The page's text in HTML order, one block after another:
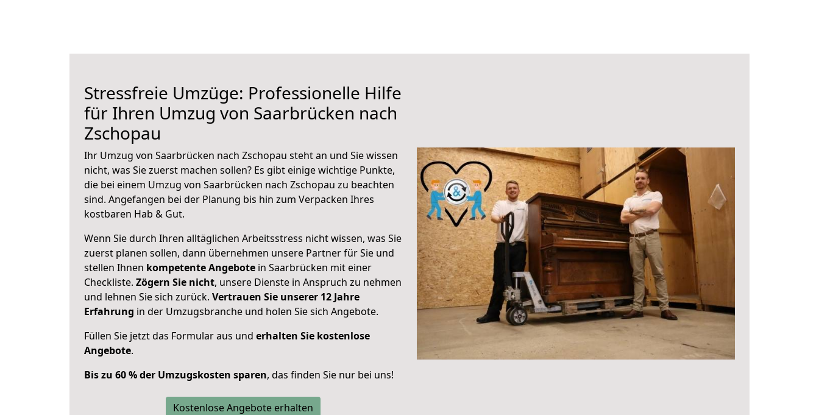
Stressfreie Umzüge: Professionelle Hilfe
für Ihren Umzug von Saarbrücken nach
Zschopau
Ihr Umzug von Saarbrücken nach Zschopau steht an und Sie wissen
nicht, was Sie zuerst machen sollen? Es gibt einige wichtige Punkte,
die bei einem Umzug von Saarbrücken nach Zschopau zu beachten
sind. Angefangen bei der Planung bis hin zum Verpacken Ihres
kostbaren Hab & Gut.
Wenn Sie durch Ihren alltäglichen Arbeitsstress nicht wissen, was Sie
zuerst planen sollen, dann übernehmen unsere Partner für Sie und
stellen Ihnen kompetente Angebote in Saarbrücken mit einer
Checkliste. Zögern Sie nicht, unsere Dienste in Anspruch zu nehmen
und lehnen Sie sich zurück. Vertrauen Sie unserer 12 Jahre
Erfahrung in der Umzugsbranche und holen Sie sich Angebote.
Füllen Sie jetzt das Formular aus und erhalten Sie kostenlose
Angebote.
Bis zu 60 % der Umzugskosten sparen, das finden Sie nur bei uns!
Kostenlose Angebote erhalten